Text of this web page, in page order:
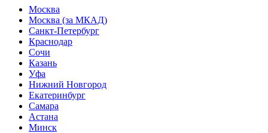
Москва
Москва (за МКАД)
Санкт-Петербург
Краснодар
Сочи
Казань
Уфа
Нижний Новгород
Екатеринбург
Самара
Астана
Минск